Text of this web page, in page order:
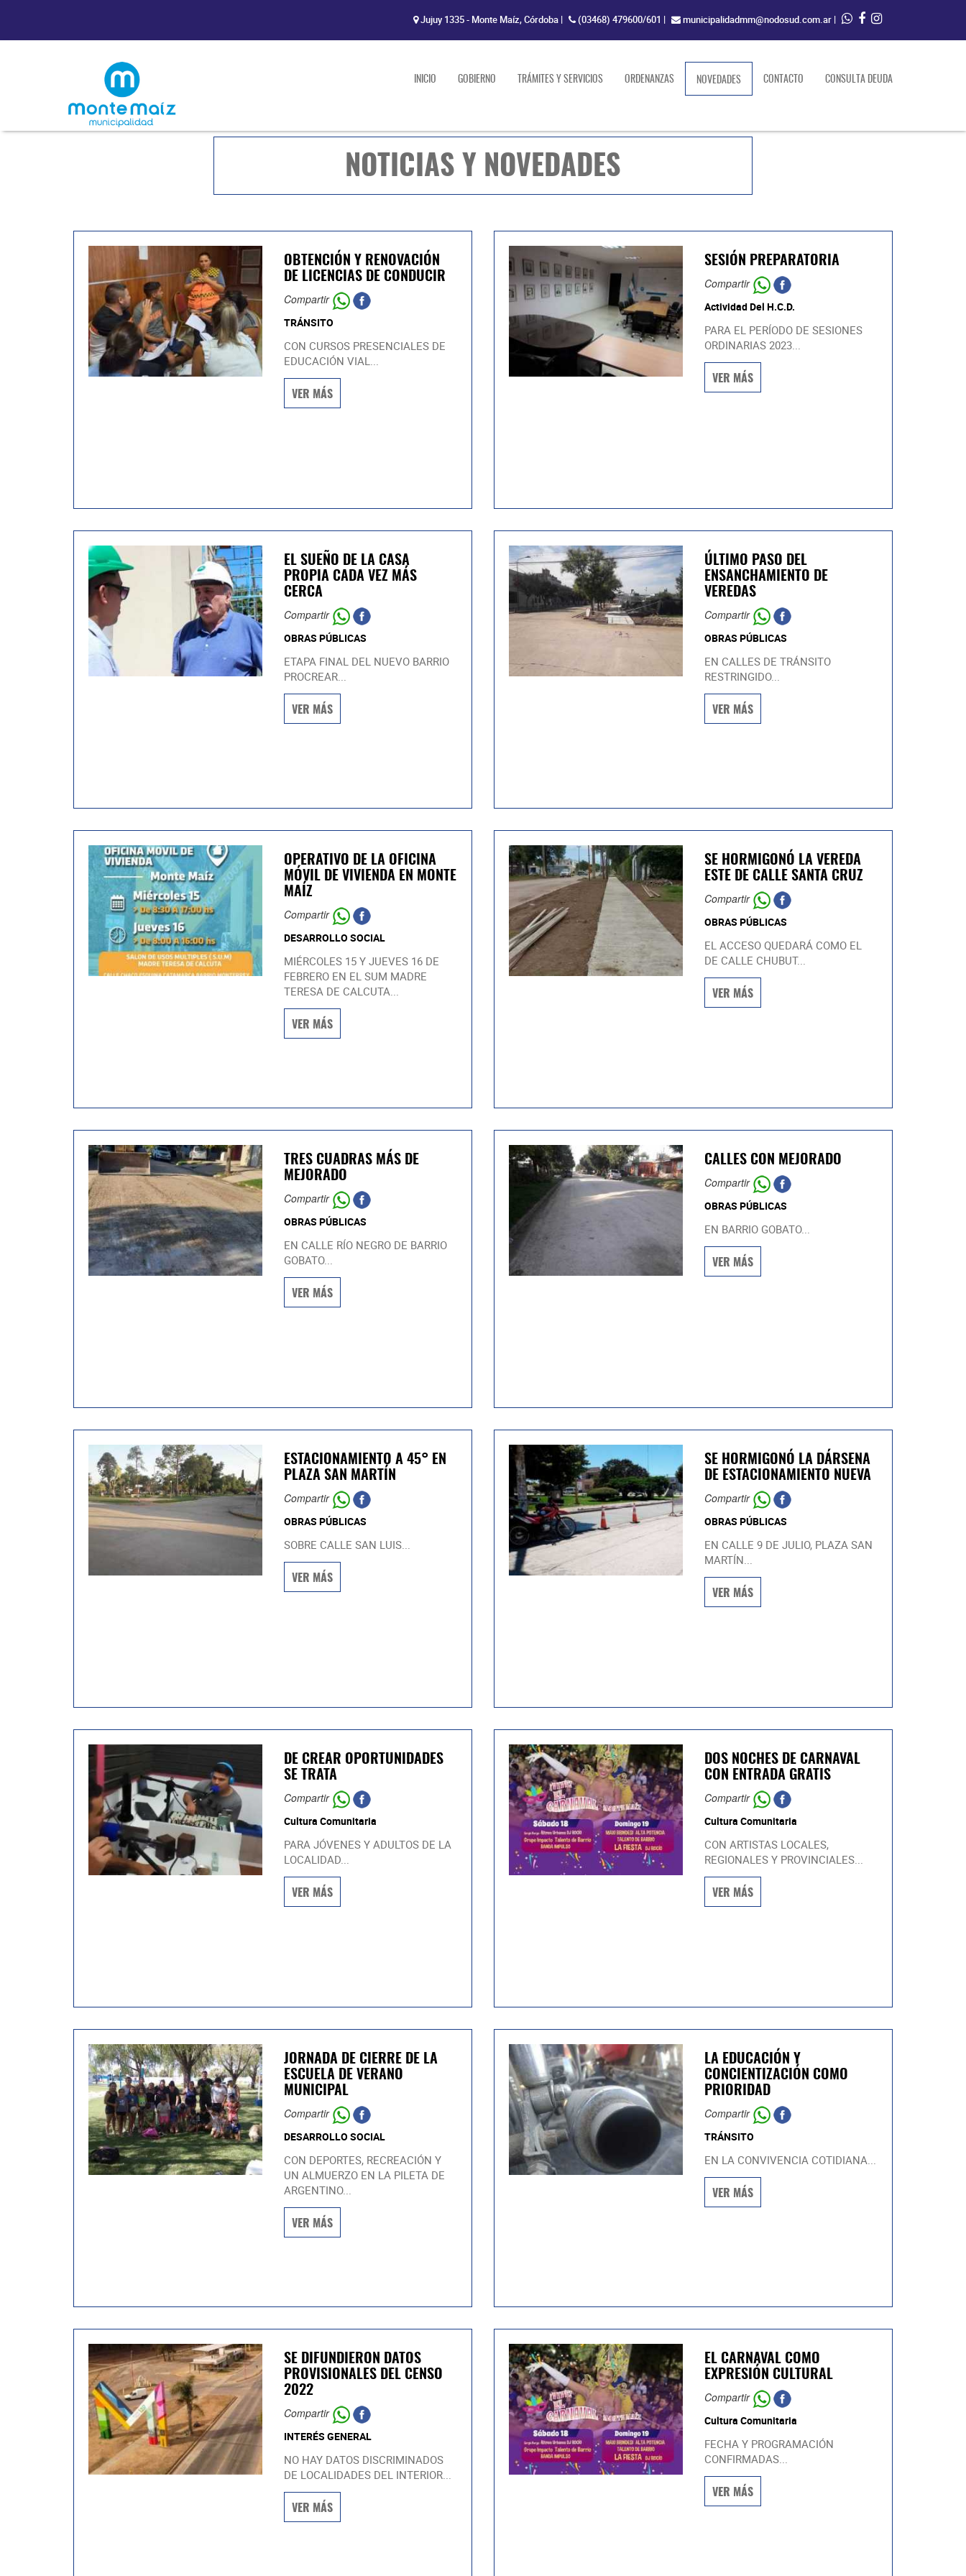
Jujuy 1335 - Monte Maíz, Córdoba | (03468) 479600/601 | municipalidadmm@nodosud.com.ar |
INICIO GOBIERNO TRÁMITES Y SERVICIOS ORDENANZAS NOVEDADES(current)CONTACTO CONSULTA DEUDA
NOTICIAS Y NOVEDADES
OBTENCIÓN Y RENOVACIÓN
DE LICENCIAS DE CONDUCIR
Compartir
TRÁNSITO
CON CURSOS PRESENCIALES DE
EDUCACIÓN VIAL...
VER MÁS
SESIÓN PREPARATORIA
Compartir
Actividad Del H.C.D.
PARA EL PERÍODO DE SESIONES
ORDINARIAS 2023...
VER MÁS
EL SUEÑO DE LA CASA
PROPIA CADA VEZ MÁS
CERCA
Compartir
OBRAS PÚBLICAS
ETAPA FINAL DEL NUEVO BARRIO
PROCREAR...
VER MÁS
ÚLTIMO PASO DEL
ENSANCHAMIENTO DE
VEREDAS
Compartir
OBRAS PÚBLICAS
EN CALLES DE TRÁNSITO
RESTRINGIDO...
VER MÁS
OPERATIVO DE LA OFICINA
MÓVIL DE VIVIENDA EN MONTE
MAÍZ
Compartir
DESARROLLO SOCIAL
MIÉRCOLES 15 Y JUEVES 16 DE
FEBRERO EN EL SUM MADRE
TERESA DE CALCUTA...
VER MÁS
SE HORMIGONÓ LA VEREDA
ESTE DE CALLE SANTA CRUZ
Compartir
OBRAS PÚBLICAS
EL ACCESO QUEDARÁ COMO EL
DE CALLE CHUBUT...
VER MÁS
TRES CUADRAS MÁS DE
MEJORADO
Compartir
OBRAS PÚBLICAS
EN CALLE RÍO NEGRO DE BARRIO
GOBATO...
VER MÁS
CALLES CON MEJORADO
Compartir
OBRAS PÚBLICAS
EN BARRIO GOBATO...
VER MÁS
ESTACIONAMIENTO A 45° EN
PLAZA SAN MARTÍN
Compartir
OBRAS PÚBLICAS
SOBRE CALLE SAN LUIS...
VER MÁS
SE HORMIGONÓ LA DÁRSENA
DE ESTACIONAMIENTO NUEVA
Compartir
OBRAS PÚBLICAS
EN CALLE 9 DE JULIO, PLAZA SAN
MARTÍN...
VER MÁS
DE CREAR OPORTUNIDADES
SE TRATA
Compartir
Cultura Comunitaria
PARA JÓVENES Y ADULTOS DE LA
LOCALIDAD...
VER MÁS
DOS NOCHES DE CARNAVAL
CON ENTRADA GRATIS
Compartir
Cultura Comunitaria
CON ARTISTAS LOCALES,
REGIONALES Y PROVINCIALES...
VER MÁS
JORNADA DE CIERRE DE LA
ESCUELA DE VERANO
MUNICIPAL
Compartir
DESARROLLO SOCIAL
CON DEPORTES, RECREACIÓN Y
UN ALMUERZO EN LA PILETA DE
ARGENTINO...
VER MÁS
LA EDUCACIÓN Y
CONCIENTIZACIÓN COMO
PRIORIDAD
Compartir
TRÁNSITO
EN LA CONVIVENCIA COTIDIANA...
VER MÁS
SE DIFUNDIERON DATOS
PROVISIONALES DEL CENSO
2022
Compartir
INTERÉS GENERAL
NO HAY DATOS DISCRIMINADOS
DE LOCALIDADES DEL INTERIOR...
VER MÁS
EL CARNAVAL COMO
EXPRESIÓN CULTURAL
Compartir
Cultura Comunitaria
FECHA Y PROGRAMACIÓN
CONFIRMADAS...
VER MÁS